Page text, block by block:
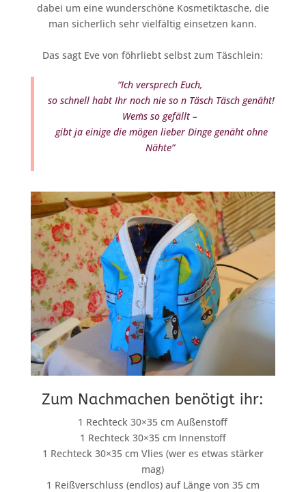
dabei um eine wunderschöne Kosmetiktasche, die
man sicherlich sehr vielfältig einsetzen kann.
Das sagt Eve von föhrliebt selbst zum Täschlein:
“Ich versprech Euch,
so schnell habt Ihr noch nie so n Täsch Täsch genäht!
Wem´s so gefällt –
gibt ja einige die mögen lieber Dinge genäht ohne
Nähte”
Zum Nachmachen benötigt ihr:
1 Rechteck 30×35 cm Außenstoff
1 Rechteck 30×35 cm Innenstoff
1 Rechteck 30×35 cm Vlies (wer es etwas stärker
mag)
1 Reißverschluss (endlos) auf Länge von 35 cm